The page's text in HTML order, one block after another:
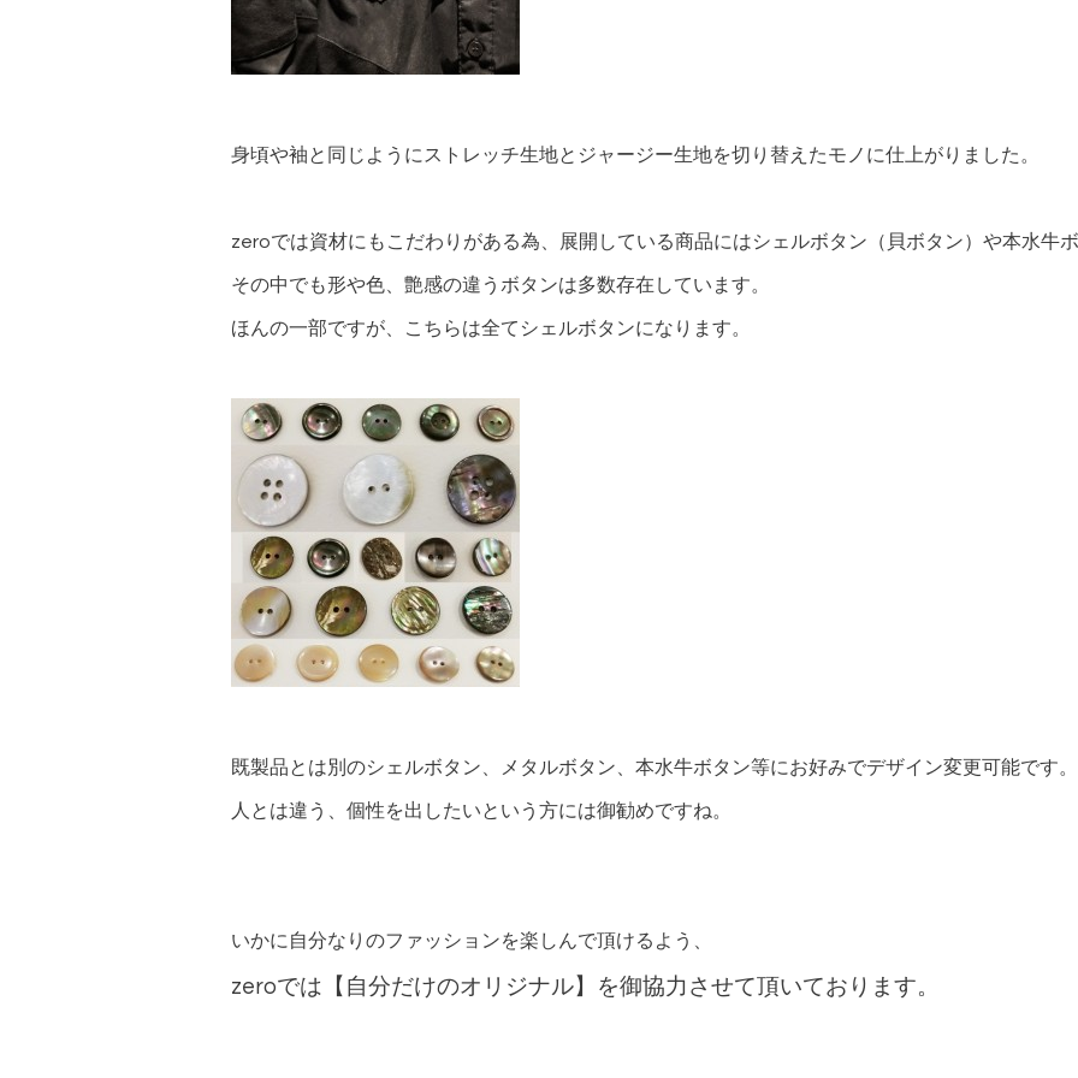
身頃や袖と同じようにストレッチ生地とジャージー生地を切り替えたモノに仕上がりました。
zeroでは資材にもこだわりがある為、展開している商品にはシェルボタン（貝ボタン）や本水牛
その中でも形や色、艶感の違うボタンは多数存在しています。
ほんの一部ですが、こちらは全てシェルボタンになります。
既製品とは別のシェルボタン、メタルボタン、本水牛ボタン等にお好みでデザイン変更可能です。
人とは違う、個性を出したいという方には御勧めですね。
いかに自分なりのファッションを楽しんで頂けるよう、
zeroでは【自分だけのオリジナル】を御協力させて頂いております。